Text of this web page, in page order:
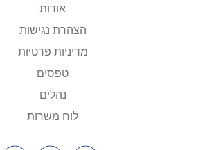
אודות
הצהרת נגישות
מדיניות פרטיות
טפסים
נהלים
לוח משרות